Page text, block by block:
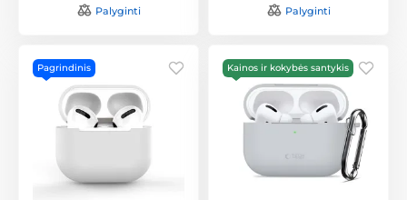
Palyginti Palyginti
Pagrindinis Kainos ir kokybės santykis